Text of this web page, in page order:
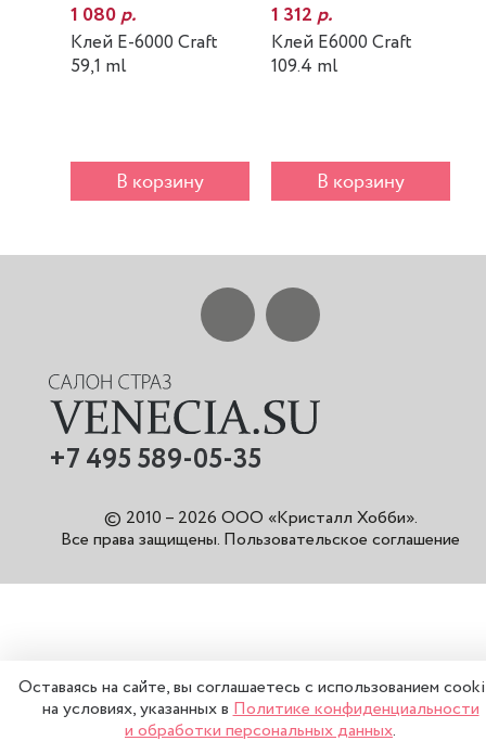
1 080р.
Клей E-6000 Craft
59,1 ml
В корзину
1 312р.
Клей E6000 Craft
109.4 ml
В корзину
+7 495 589-05-35
© 2010 – 2026 ООО «Кристалл Хобби».
Все права защищены. Пользовательское соглашение
Оставаясь на сайте, вы соглашаетесь с использованием
на условиях, указанных вПолитике конфиденциальности
и обработки персональных данных.